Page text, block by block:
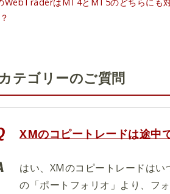
テゴリーのご質問
XMのコピートレードは途中
はい、XMのコピートレードは
の「ポートフォリオ」より、フ